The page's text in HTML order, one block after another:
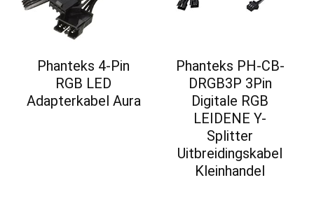
Phanteks 4-Pin
RGB LED
Adapterkabel Aura
Phanteks PH-CB-
DRGB3P 3Pin
Digitale RGB
LEIDENE Y-
Splitter
Uitbreidingskabel
Kleinhandel